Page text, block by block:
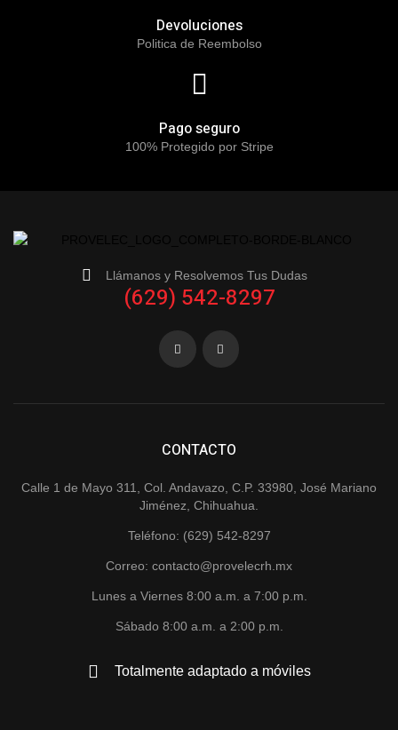
Devoluciones
Politica de Reembolso
Pago seguro
100% Protegido por Stripe
Llámanos y Resolvemos Tus Dudas
(629) 542-8297
CONTACTO
Calle 1 de Mayo 311, Col. Andavazo, C.P. 33980, José Mariano
Jiménez, Chihuahua.
Teléfono: (629) 542-8297
Correo: contacto@provelecrh.mx
Lunes a Viernes 8:00 a.m. a 7:00 p.m.
Sábado 8:00 a.m. a 2:00 p.m.
Totalmente adaptado a móviles